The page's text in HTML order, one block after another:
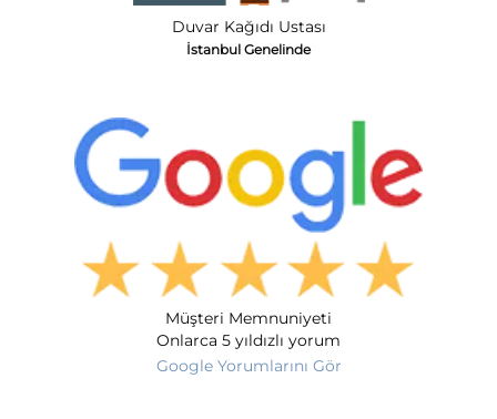
Duvar Kağıdı Ustası
İstanbul Genelinde
Müşteri Memnuniyeti
Onlarca 5 yıldızlı yorum
Google Yorumlarını Gör